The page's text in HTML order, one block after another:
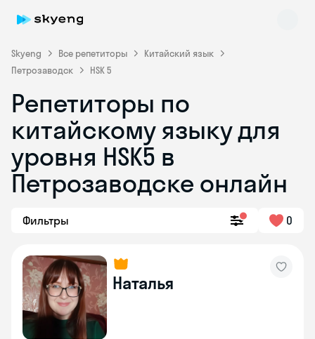
Skyeng Все репетиторы
Китайский язык
Петрозаводск
HSK 5
Репетиторы по
китайскому языку для
уровня HSK5 в
Петрозаводске онлайн
Фильтры 0
Наталья
Skyeng Chat
online